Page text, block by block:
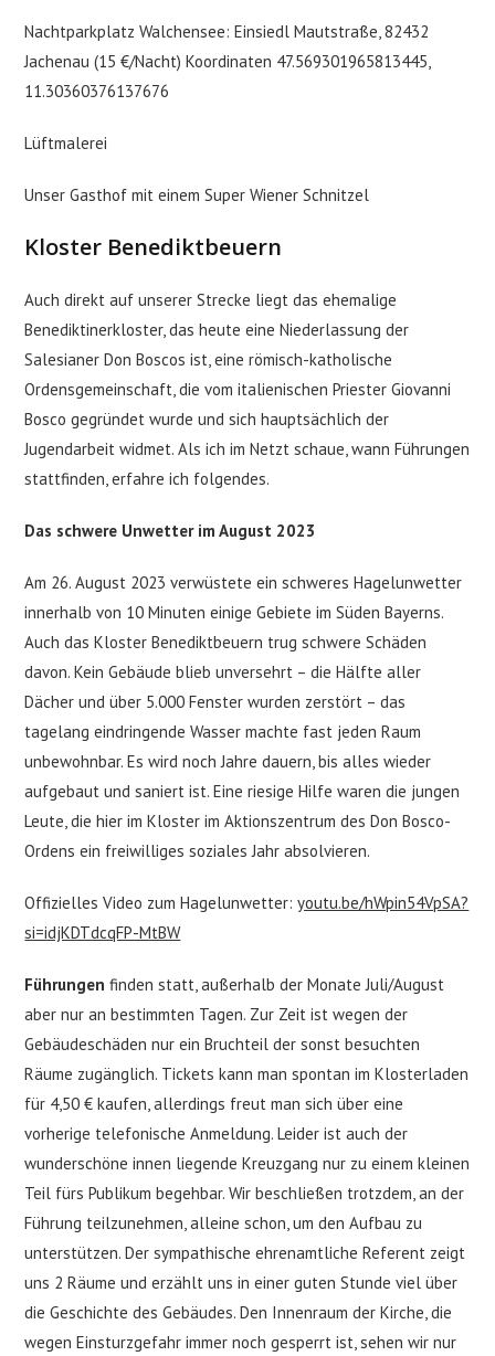
Nachtparkplatz Walchensee: Einsiedl Mautstraße, 82432
Jachenau (15 €/Nacht) Koordinaten 47.569301965813445,
11.30360376137676
Lüftmalerei
Unser Gasthof mit einem Super Wiener Schnitzel
Kloster Benediktbeuern
Auch direkt auf unserer Strecke liegt das ehemalige
Benediktinerkloster, das heute eine Niederlassung der
Salesianer Don Boscos ist, eine römisch-katholische
Ordensgemeinschaft, die vom italienischen Priester Giovanni
Bosco gegründet wurde und sich hauptsächlich der
Jugendarbeit widmet. Als ich im Netzt schaue, wann Führungen
stattfinden, erfahre ich folgendes.
Das schwere Unwetter im August 2023
Am 26. August 2023 verwüstete ein schweres Hagelunwetter
innerhalb von 10 Minuten einige Gebiete im Süden Bayerns.
Auch das Kloster Benediktbeuern trug schwere Schäden
davon. Kein Gebäude blieb unversehrt – die Hälfte aller
Dächer und über 5.000 Fenster wurden zerstört – das
tagelang eindringende Wasser machte fast jeden Raum
unbewohnbar. Es wird noch Jahre dauern, bis alles wieder
aufgebaut und saniert ist. Eine riesige Hilfe waren die jungen
Leute, die hier im Kloster im Aktionszentrum des Don Bosco-
Ordens ein freiwilliges soziales Jahr absolvieren.
Offizielles Video zum Hagelunwetter:youtu.be/hWpin54VpSA?
si=idjKDTdcqFP-MtBW
Führungenfinden statt, außerhalb der Monate Juli/August
aber nur an bestimmten Tagen. Zur Zeit ist wegen der
Gebäudeschäden nur ein Bruchteil der sonst besuchten
Räume zugänglich. Tickets kann man spontan im Klosterladen
für 4,50 € kaufen, allerdings freut man sich über eine
vorherige telefonische Anmeldung. Leider ist auch der
wunderschöne innen liegende Kreuzgang nur zu einem kleinen
Teil fürs Publikum begehbar. Wir beschließen trotzdem, an der
Führung teilzunehmen, alleine schon, um den Aufbau zu
unterstützen. Der sympathische ehrenamtliche Referent zeigt
uns 2 Räume und erzählt uns in einer guten Stunde viel über
die Geschichte des Gebäudes. Den Innenraum der Kirche, die
wegen Einsturzgefahr immer noch gesperrt ist, sehen wir nur